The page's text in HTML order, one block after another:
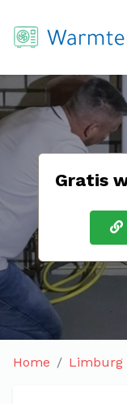
Gratis
Home Limburg